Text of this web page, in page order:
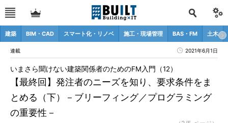
建築 BIM・CAD スマート化・リノベ 施工・現場管理 BAS・FM 土木
連載 2021年6月1日
【最終回】発注者のニーズを知り、要求条件をま
とめる（下）－ブリーフィング／プログラミング
の重要性－
いまさら聞けない建築関係者のためのFM入門（12）